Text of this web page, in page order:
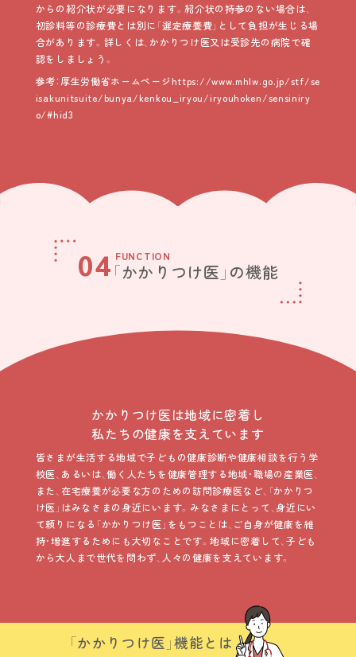
からの紹介状が必要になります。紹介状の持参のない場合は、
初診料等の診療費とは別に「選定療養費」として負担が生じる場
合があります。詳しくは、かかりつけ医又は受診先の病院で確
認をしましょう。
参考：厚生労働省ホームページhttps://www.mhlw.go.jp/stf/se
isakunitsuite/bunya/kenkou_iryou/iryouhoken/sensiniry
o/#hid3
04 FUNCTION
「かかりつけ医」の機能
かかりつけ医は地域に密着し
私たちの健康を支えています
皆さまが生活する地域で子どもの健康診断や健康相談を行う学
校医、あるいは、働く人たちを健康管理する地域・職場の産業医、
また、在宅療養が必要な方のための訪問診療医など、「かかりつ
け医」はみなさまの身近にいます。みなさまにとって、身近にい
て頼りになる「かかりつけ医」をもつことは、ご自身が健康を維
持・増進するためにも大切なことです。地域に密着して、子ども
から大人まで世代を問わず、人々の健康を支えています。
「かかりつけ医」機能とは